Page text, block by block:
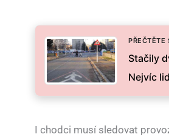
PŘEČTĚTE
Stačily
Nejvíc
I chodci musí sledovat